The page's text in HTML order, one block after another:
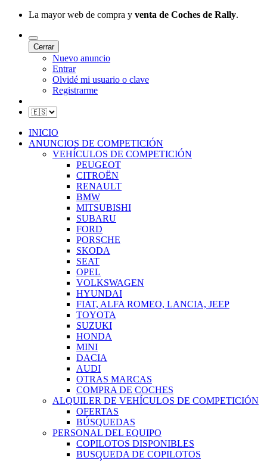
La mayor web de compra y venta de Coches de Rally.
Cerrar
Nuevo anuncio
Entrar
Olvidé mi usuario o clave
Registrarme
INICIO
ANUNCIOS DE COMPETICIÓN
VEHÍCULOS DE COMPETICIÓN
PEUGEOT
CITROËN
RENAULT
BMW
MITSUBISHI
SUBARU
FORD
PORSCHE
SKODA
SEAT
OPEL
VOLKSWAGEN
HYUNDAI
FIAT, ALFA ROMEO, LANCIA, JEEP
TOYOTA
SUZUKI
HONDA
MINI
DACIA
AUDI
OTRAS MARCAS
COMPRA DE COCHES
ALQUILER DE VEHÍCULOS DE COMPETICIÓN
OFERTAS
BÚSQUEDAS
PERSONAL DEL EQUIPO
COPILOTOS DISPONIBLES
BUSQUEDA DE COPILOTOS